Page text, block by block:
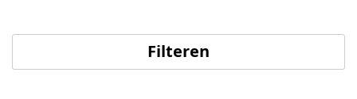
Filteren